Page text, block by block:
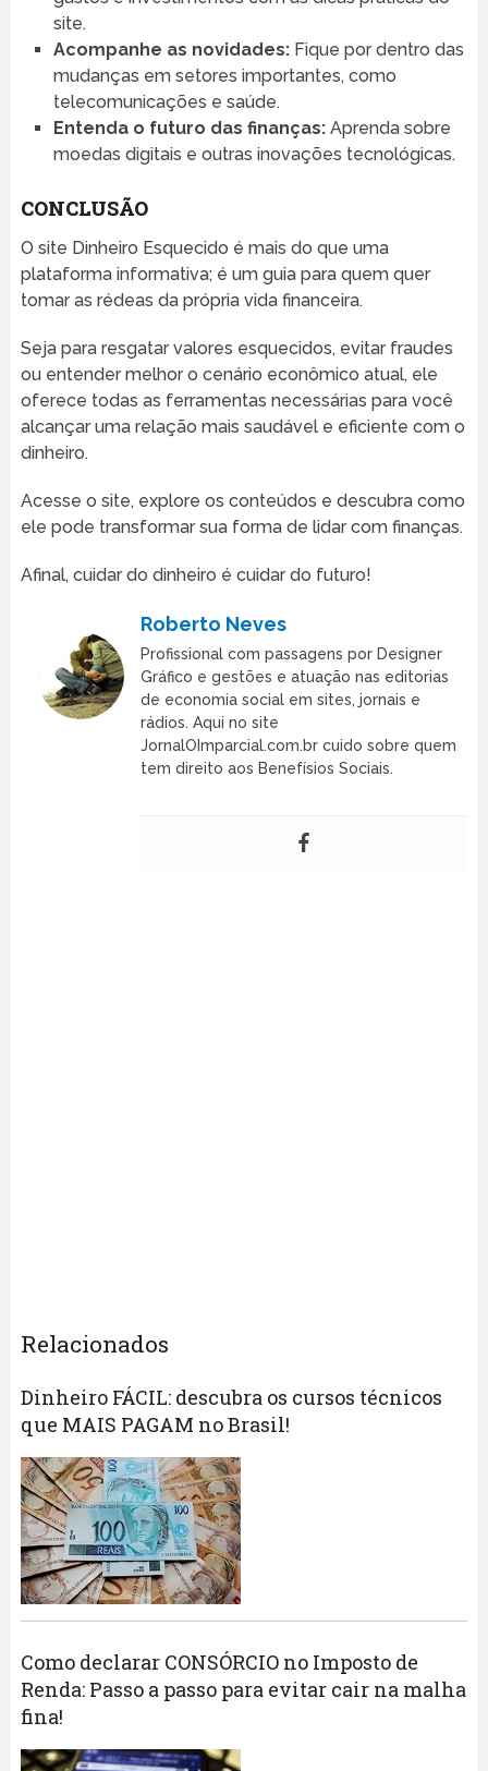
site.
Acompanhe as novidades:Fique por dentro das
mudanças em setores importantes, como
telecomunicações e saúde.
Entenda o futuro das finanças:Aprenda sobre
moedas digitais e outras inovações tecnológicas.
CONCLUSÃO
O site Dinheiro Esquecido é mais do que uma
plataforma informativa; é um guia para quem quer
tomar as rédeas da própria vida financeira.
Seja para resgatar valores esquecidos, evitar fraudes
ou entender melhor o cenário econômico atual, ele
oferece todas as ferramentas necessárias para você
alcançar uma relação mais saudável e eficiente com o
dinheiro.
Acesse o site, explore os conteúdos e descubra como
ele pode transformar sua forma de lidar com finanças.
Afinal, cuidar do dinheiro é cuidar do futuro!
Roberto Neves
Profissional com passagens por Designer
Gráfico e gestões e atuação nas editorias
de economia social em sites, jornais e
rádios. Aqui no site
JornalOImparcial.com.br cuido sobre quem
tem direito aos Benefísios Sociais.
Relacionados
Dinheiro FÁCIL: descubra os cursos técnicos
que MAIS PAGAM no Brasil!
Como declarar CONSÓRCIO no Imposto de
Renda: Passo a passo para evitar cair na malha
fina!